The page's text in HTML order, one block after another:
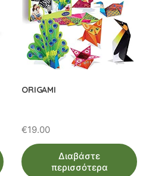
ORIGAMI
€19.00
Διαβάστε
περισσότερα